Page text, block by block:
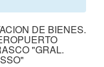
DE BIENES.
"GRAL.